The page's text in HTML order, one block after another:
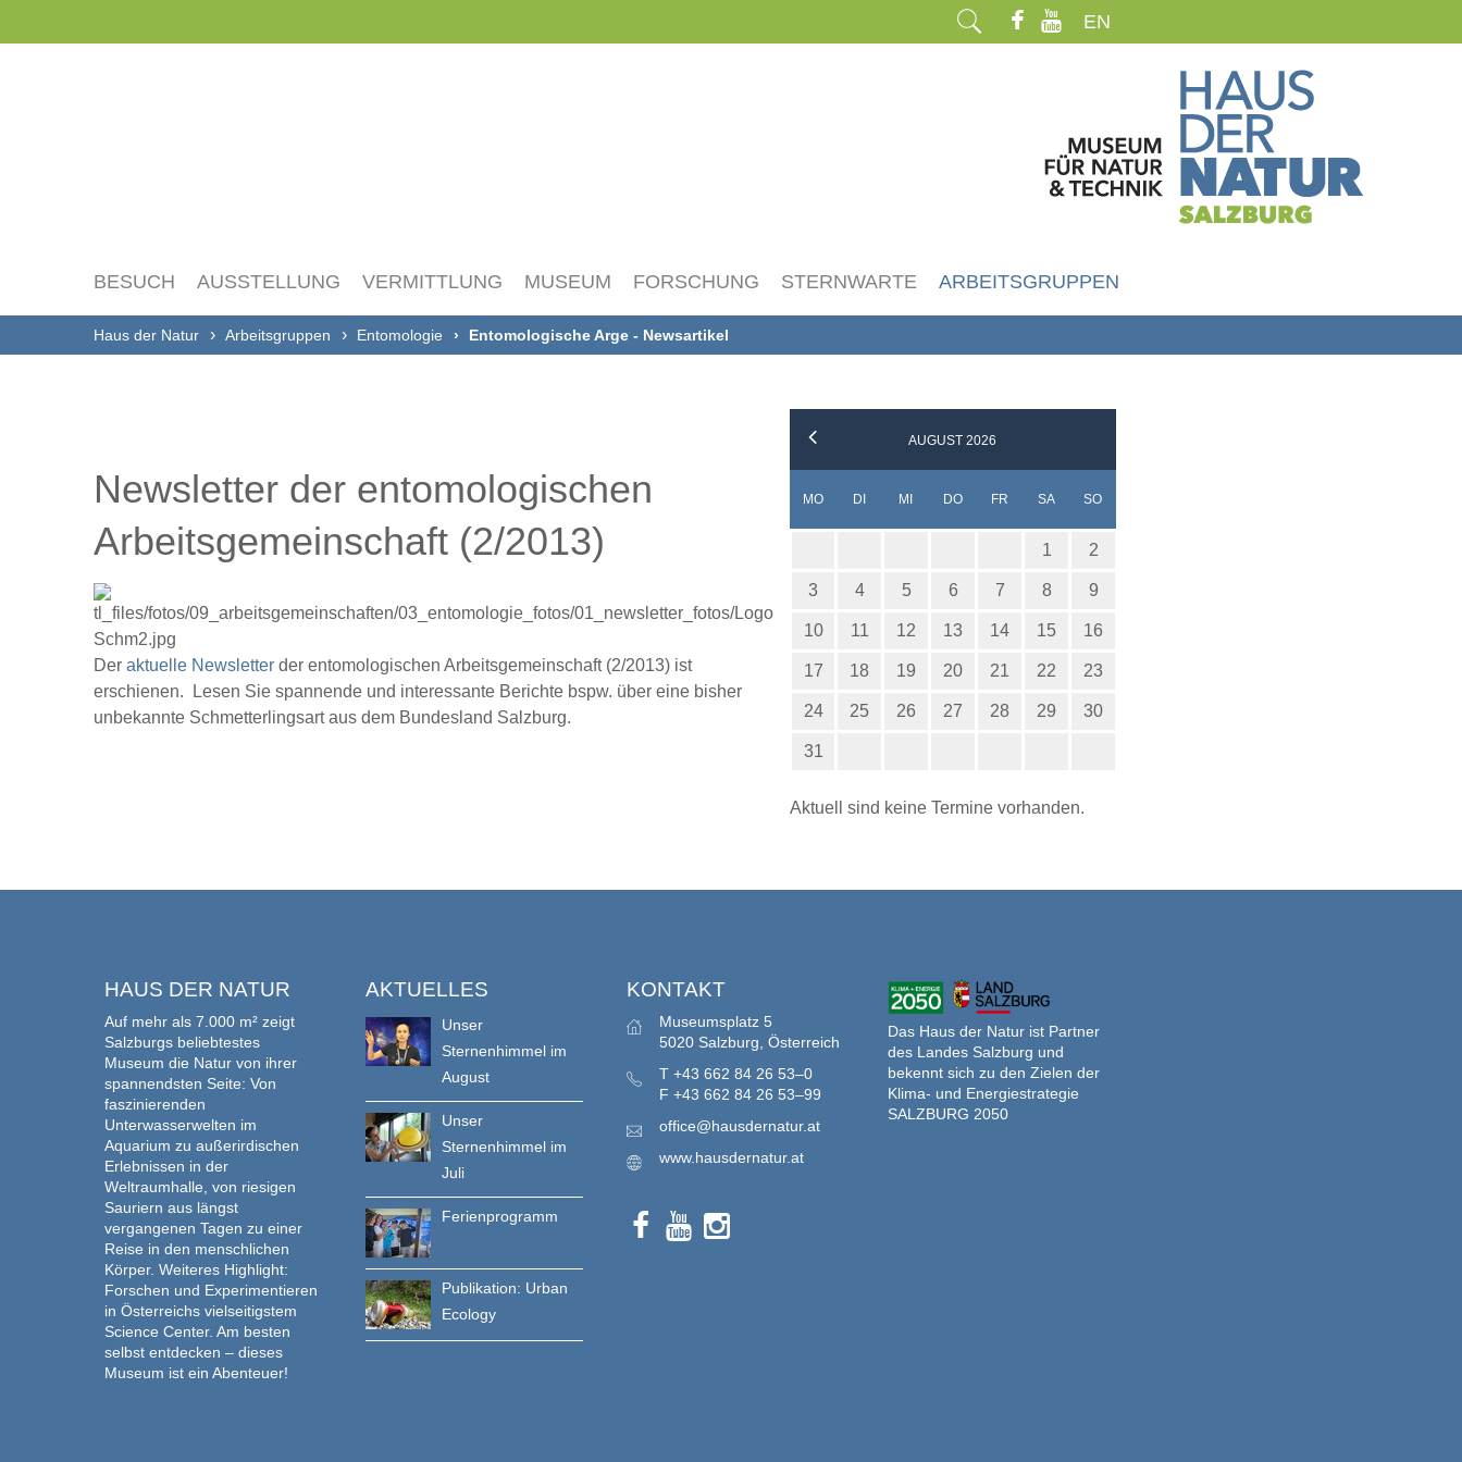
EN
BESUCH AUSSTELLUNG VERMITTLUNG MUSEUM FORSCHUNG STERNWARTE ARBEITSGRUPPEN
Haus der Natur Arbeitsgruppen Entomologie Entomologische Arge - Newsartikel
Newsletter der entomologischen
Arbeitsgemeinschaft (2/2013)
Der aktuelle Newsletter der entomologischen Arbeitsgemeinschaft (2/2013) ist
erschienen. Lesen Sie spannende und interessante Berichte bspw. über eine bisher
unbekannte Schmetterlingsart aus dem Bundesland Salzburg.
AUGUST 2026
MONTAGDIENSTAG
MI TTWOCH
DONNERSTAG
FREITAGSAMSTAG
SONNTAG
1 2
3 4 5 6 7 8 9
10 11 12 13 14 15 16
17 18 19 20 21 22 23
24 25 26 27 28 29 30
31
Aktuell sind keine Termine vorhanden.
HAUS DER NATUR
Auf mehr als 7.000 m² zeigt
Salzburgs beliebtestes
Museum die Natur von ihrer
spannendsten Seite: Von
faszinierenden
Unterwasserwelten im
Aquarium zu außerirdischen
Erlebnissen in der
Weltraumhalle, von riesigen
Sauriern aus längst
vergangenen Tagen zu einer
Reise in den menschlichen
Körper. Weiteres Highlight:
Forschen und Experimentieren
in Österreichs vielseitigstem
Science Center. Am besten
selbst entdecken – dieses
Museum ist ein Abenteuer!
AKTUELLES
Unser
Sternenhimmel im
August
Unser
Sternenhimmel im
Juli
Ferienprogramm
Publikation: Urban
Ecology
KONTAKT
Museumsplatz 5
5020 Salzburg, Österreich
T +43 662 84 26 53–0
F +43 662 84 26 53–99
office@hausdernatur.at
www.hausdernatur.at
Das Haus der Natur ist Partner
des Landes Salzburg und
bekennt sich zu den Zielen der
Klima- und Energiestrategie
SALZBURG 2050